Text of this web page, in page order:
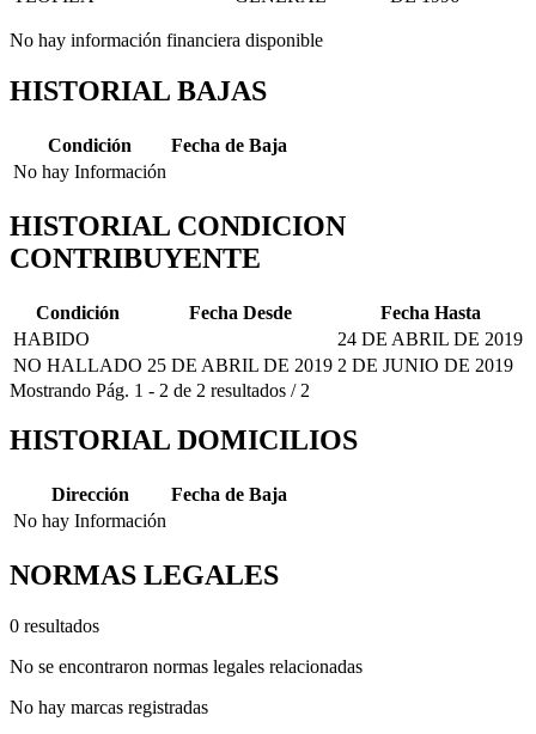
No hay información financiera disponible
HISTORIAL BAJAS
Condición
Fecha de Baja
No hay Información
HISTORIAL CONDICION
CONTRIBUYENTE
Condición Fecha Desde
Fecha Hasta
HABIDO
24 DE ABRIL DE 2019
NO HALLADO 25 DE ABRIL DE 2019 2 DE JUNIO DE 2019
Mostrando Pág. 1 - 2 de 2 resultados / 2
HISTORIAL DOMICILIOS
Dirección
Fecha de Baja
No hay Información
NORMAS LEGALES
0 resultados
No se encontraron normas legales relacionadas
No hay marcas registradas